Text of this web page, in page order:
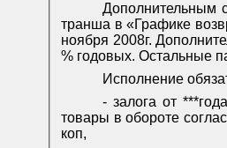
Дополнительным
транша в «Графике
ноября 2008г.
% годовых. Остальные
Исполнение
- залога от
товары в обороте
коп,